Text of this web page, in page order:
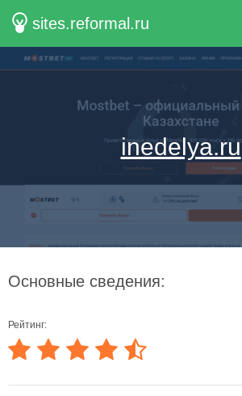
sites.reformal.ru
inedelya.ru
Основные сведения:
Рейтинг: